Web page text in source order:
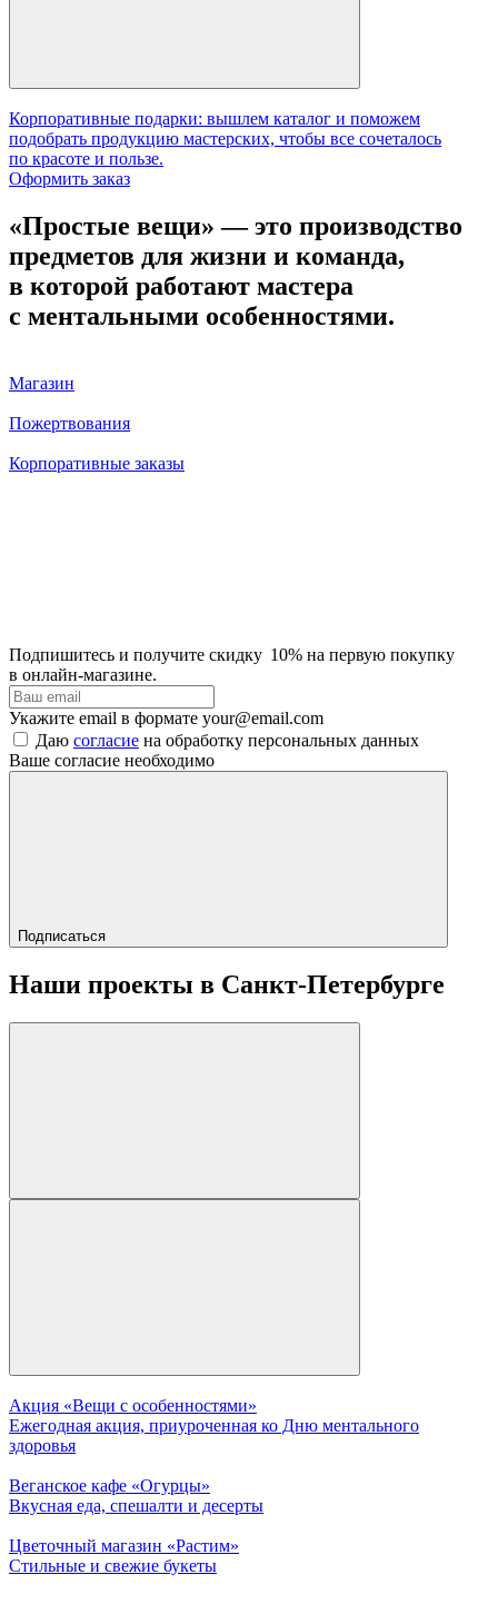
Корпоративные подарки: вышлем каталог и поможем
подобрать продукцию мастерских, чтобы все сочеталось
по красоте и пользе.
Оформить заказ
«Простые вещи» — это производство
предметов для жизни и команда,
в которой работают мастера
с ментальными особенностями.
Магазин
Пожертвования
Корпоративные заказы
Подпишитесь и получите скидку 10% на первую покупку
в онлайн‑магазине.
Укажите email в формате your@email.com
Даю согласие на обработку персональных данных
Ваше согласие необходимо
Подписаться
Наши проекты в Санкт-Петербурге
Акция «Вещи с особенностями»
Ежегодная акция, приуроченная ко Дню ментального
здоровья
Веганское кафе «Огурцы»
Вкусная еда, спешалти и десерты
Цветочный магазин «Растим»
Стильные и свежие букеты